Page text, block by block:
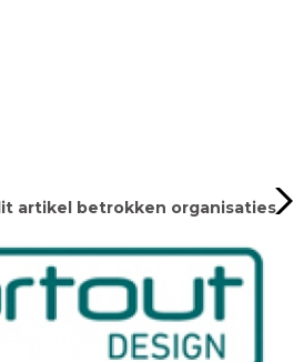
artikel betrokken organisaties